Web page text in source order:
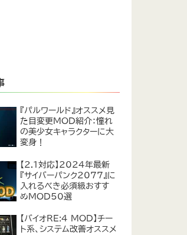
『パルワールド』オススメ見
た目変更MOD紹介：憧れ
の美少女キャラクターに大
変身！
【2.1対応】2024年最新
『サイバーパンク2077』に
入れるべき必須級おすす
めMOD50選
【バイオRE:4 MOD】チー
ト系、システム改善オススメ